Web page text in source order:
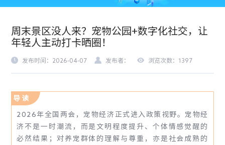
周末景区没人来？宠物公园+数字化社交，让
年轻人主动打卡晒圈！
发布时间：2026-04-07 发布者： 浏览次数：1397
导 读
2026年全国两会，宠物经济正式进入政策视野。宠物经
济不是一时潮流，而是文明程度提升、个体情感觉醒的
必然结果；对养宠群体的理解与尊重，亦是社会成熟的